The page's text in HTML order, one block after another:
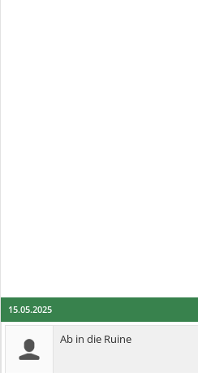
15.05.2025
Ab in die Ruine